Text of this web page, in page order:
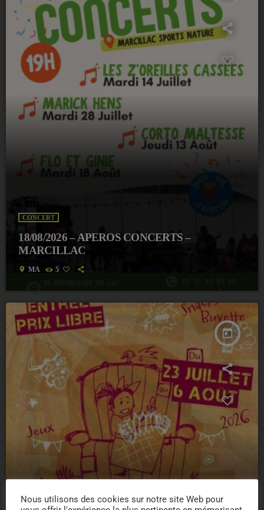
CONCERT
18/08/2026 – APEROS CONCERTS –
MARCILLAC
location_on MA 5
today
Nous utilisons des cookies sur notre site Web pour